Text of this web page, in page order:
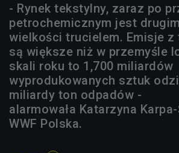
- Rynek tekstylny, zaraz po
petrochemicznym jest
wielkości trucielem. Emisje
są większe niż w przemyśle
skali roku to 1,700 miliardów
wyprodukowanych sztuk
miliardy ton odpadów -
alarmowała Katarzyna
WWF Polska.